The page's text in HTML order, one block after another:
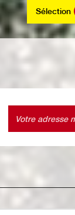
Sélection